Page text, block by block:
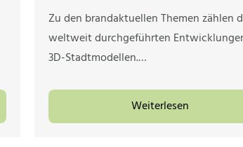
Zu den brandaktuellen Themen zählen
weltweit durchgeführten
3D-Stadtmodellen.…
Weiterlesen